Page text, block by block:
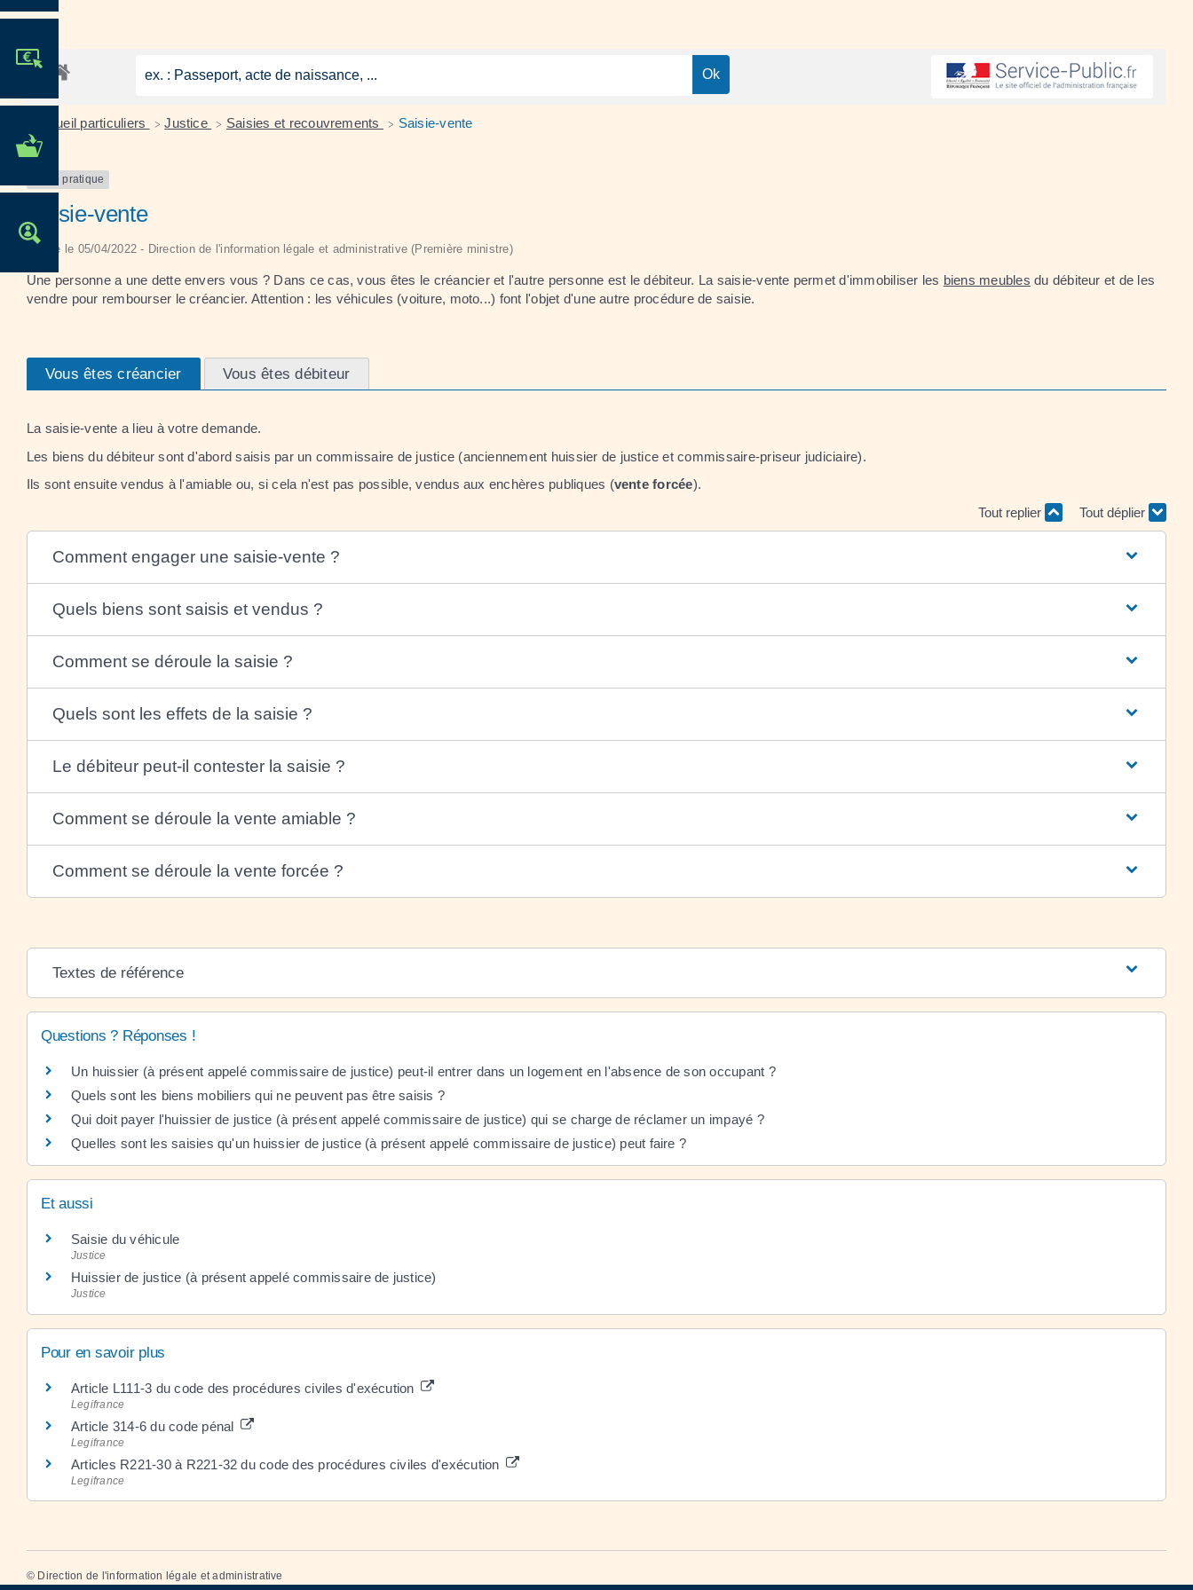
MES DÉMARCHES
Accueil particuliers > Justice > Saisies et recouvrements > Saisie-vente
Fiche pratique
Saisie-vente
Vérifié le 05/04/2022 - Direction de l'information légale et administrative (Première ministre)
Une personne a une dette envers vous ? Dans ce cas, vous êtes le créancier et l'autre personne est le débiteur. La saisie-vente permet d'immobiliser les biens meubles du débiteur et de les
vendre pour rembourser le créancier. Attention : les véhicules (voiture, moto...) font l'objet d'une autre procédure de saisie.
Vous êtes créancier Vous êtes débiteur
La saisie-vente a lieu à votre demande.
Les biens du débiteur sont d'abord saisis par un commissaire de justice (anciennement huissier de justice et commissaire-priseur judiciaire).
Ils sont ensuite vendus à l'amiable ou, si cela n'est pas possible, vendus aux enchères publiques (vente forcée).
Tout replier
Tout déplier
Comment engager une saisie-vente ?
Quels biens sont saisis et vendus ?
Comment se déroule la saisie ?
Quels sont les effets de la saisie ?
Le débiteur peut-il contester la saisie ?
Comment se déroule la vente amiable ?
Comment se déroule la vente forcée ?
Textes de référence
Questions ? Réponses !
Un huissier (à présent appelé commissaire de justice) peut-il entrer dans un logement en l'absence de son occupant ?
Quels sont les biens mobiliers qui ne peuvent pas être saisis ?
Qui doit payer l'huissier de justice (à présent appelé commissaire de justice) qui se charge de réclamer un impayé ?
Quelles sont les saisies qu'un huissier de justice (à présent appelé commissaire de justice) peut faire ?
Et aussi
Saisie du véhicule
Justice
Huissier de justice (à présent appelé commissaire de justice)
Justice
Pour en savoir plus
Article L111-3 du code des procédures civiles d'exécution
Legifrance
Article 314-6 du code pénal
Legifrance
Articles R221-30 à R221-32 du code des procédures civiles d'exécution
Legifrance
© Direction de l'information légale et administrative